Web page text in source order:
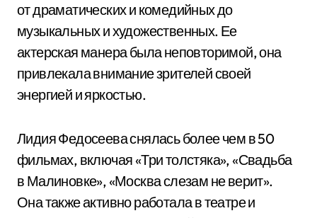
от драматических и комедийных до
музыкальных и художественных. Ее
актерская манера была неповторимой, она
привлекала внимание зрителей своей
энергией и яркостью.
Лидия Федосеева снялась более чем в 50
фильмах, включая «Три толстяка», «Свадьба
в Малиновке», «Москва слезам не верит».
Она также активно работала в театре и